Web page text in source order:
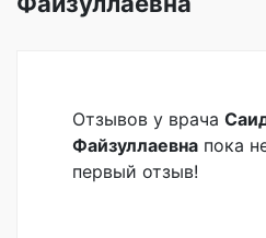
Отзывов у врача
Файзуллаевна пока
первый отзыв!